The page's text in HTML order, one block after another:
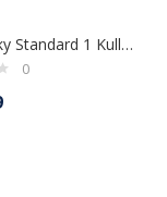
Kaspersky Standard 1 Kullanıcı 1 Yıllık
0